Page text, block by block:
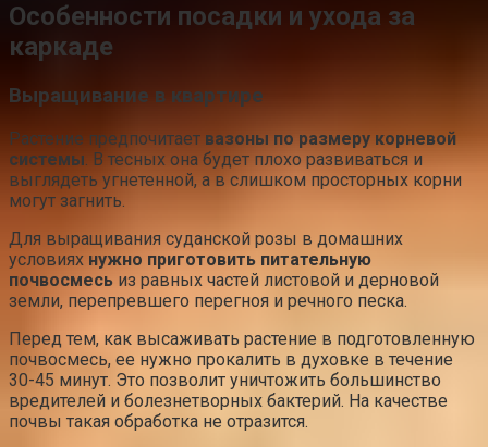
Особенности посадки и ухода за
каркаде
Выращивание в квартире
Растение предпочитает вазоны по размеру корневой
системы . В тесных она будет плохо развиваться и
выглядеть угнетенной, а в слишком просторных корни
могут загнить.
Для выращивания суданской розы в домашних
условиях нужно приготовить питательную
почвосмесь из равных частей листовой и дерновой
земли, перепревшего перегноя и речного песка.
Перед тем, как высаживать растение в подготовленную
почвосмесь, ее нужно прокалить в духовке в течение
30-45 минут. Это позволит уничтожить большинство
вредителей и болезнетворных бактерий. На качестве
почвы такая обработка не отразится.